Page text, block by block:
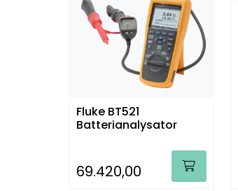
Fluke BT521
Batterianalysator
69.420,00